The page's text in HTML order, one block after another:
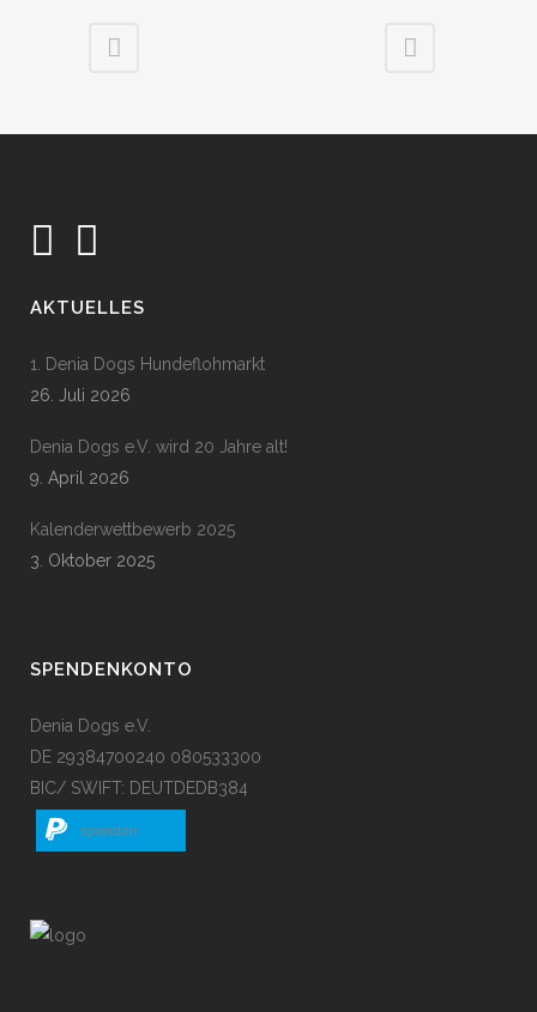
AKTUELLES
1. Denia Dogs Hundeflohmarkt
26. Juli 2026
Denia Dogs e.V. wird 20 Jahre alt!
9. April 2026
Kalenderwettbewerb 2025
3. Oktober 2025
SPENDENKONTO
Denia Dogs e.V.
DE 29384700240 080533300
BIC/ SWIFT: DEUTDEDB384
spenden